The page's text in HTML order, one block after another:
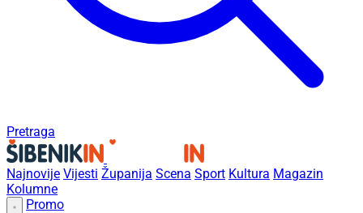
Pretraga
Najnovije Vijesti Županija Scena Sport Kultura Magazin
Kolumne
Promo